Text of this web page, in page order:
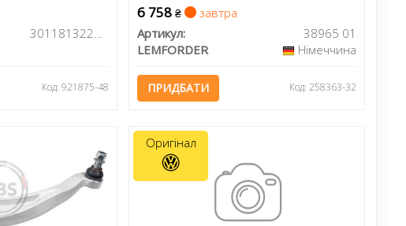
301181322700
Код: 921875-48
6 758₴
завтра
Артикул:
38965 01
LEMFORDER
Німеччина
ПРИДБАТИ Код: 258363-32
Оригінал